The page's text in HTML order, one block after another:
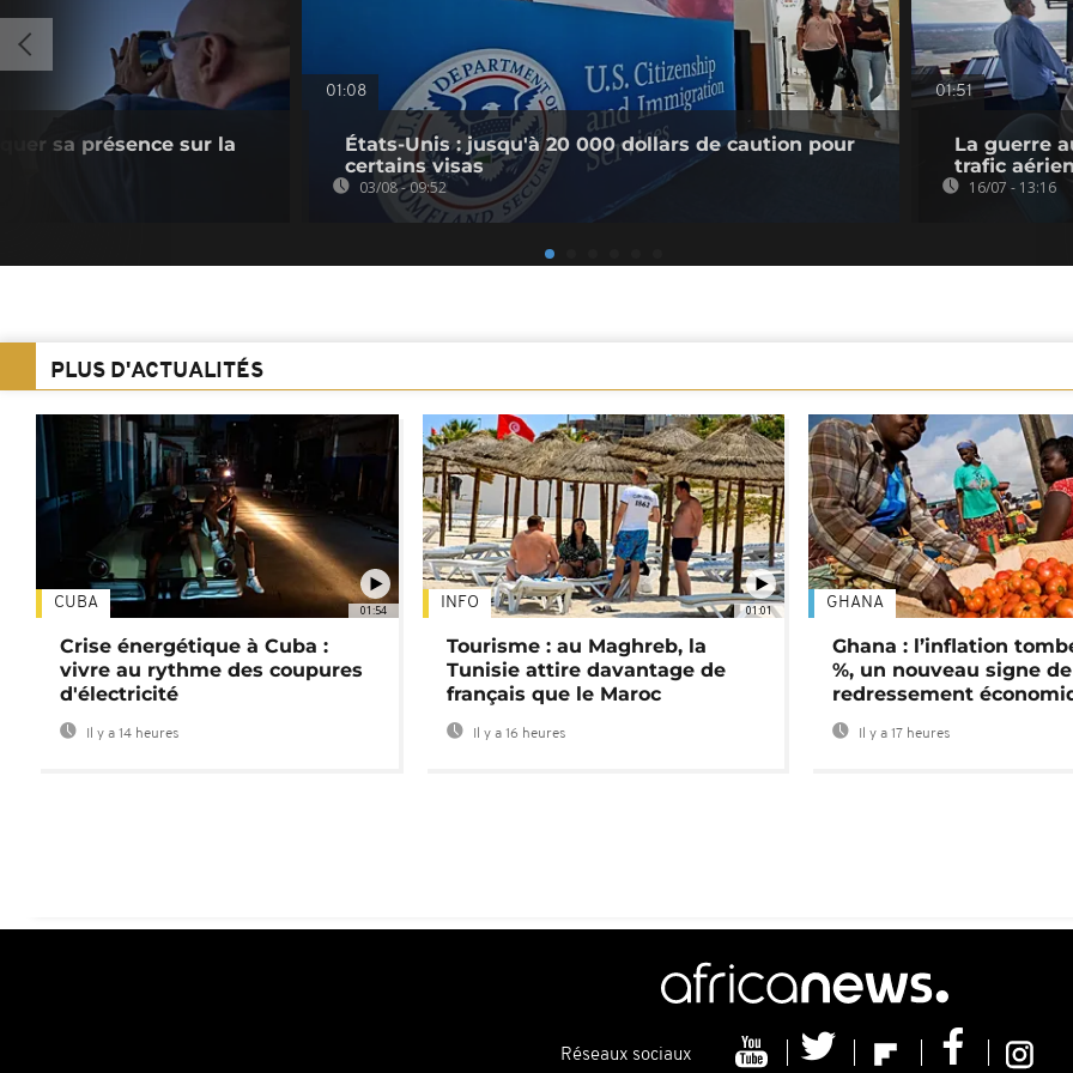
sa présence sur la
01:08
États-Unis : jusqu'à 20 000 dollars de caution pour
certains visas
03/08 - 09:52
01:51
La guerre
trafic aérien
16/07 - 13:16
PLUS D'ACTUALITÉS
01:54
CUBA
Crise énergétique à Cuba :
vivre au rythme des coupures
d'électricité
Il y a 14 heures
01:01
INFO
Tourisme : au Maghreb, la
Tunisie attire davantage de
français que le Maroc
Il y a 16 heures
GHANA
Ghana : l’inflation
%, un nouveau signe de
redressement
Il y a 17 heures
Réseaux sociaux